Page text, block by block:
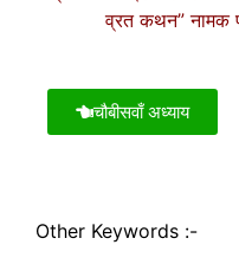
व्रत कथन” नामक
चौबीसवाँ अध्याय
Other Keywords :-